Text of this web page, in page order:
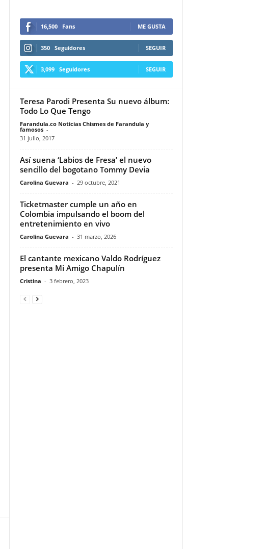
16,500 Fans ME GUSTA
350 Seguidores SEGUIR
3,099 Seguidores SEGUIR
Teresa Parodi Presenta Su nuevo álbum:
Todo Lo Que Tengo
Farandula.co Noticias Chismes de Farandula y
famosos -
31 julio, 2017
Así suena ‘Labios de Fresa’ el nuevo
sencillo del bogotano Tommy Devia
Carolina Guevara - 29 octubre, 2021
Ticketmaster cumple un año en
Colombia impulsando el boom del
entretenimiento en vivo
Carolina Guevara - 31 marzo, 2026
El cantante mexicano Valdo Rodríguez
presenta Mi Amigo Chapulín
Cristina - 3 febrero, 2023